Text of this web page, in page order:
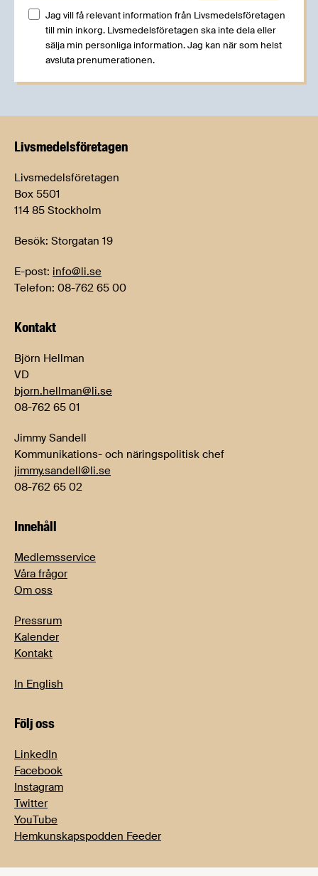
Jag vill få relevant information från Livsmedelsföretagen
till min inkorg. Livsmedelsföretagen ska inte dela eller
sälja min personliga information. Jag kan när som helst
avsluta prenumerationen.
Livsmedels­företagen
Livsmedelsföretagen
Box 5501
114 85 Stockholm
Besök: Storgatan 19
E-post: info@li.se
Telefon: 08-762 65 00
Kontakt
Björn Hellman
VD
bjorn.hellman@li.se
08-762 65 01
Jimmy Sandell
Kommunikations- och näringspolitisk chef
jimmy.sandell@li.se
08-762 65 02
Innehåll
Medlemsservice
Våra frågor
Om oss
Pressrum
Kalender
Kontakt
In English
Följ oss
LinkedIn
Facebook
Instagram
Twitter
YouTube
Hemkunskapspodden Feeder